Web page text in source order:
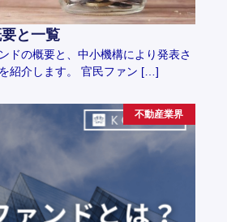
と一覧
ドの概要と、中小機構により発表さ
紹介します。 官民ファン […]
不動産業界